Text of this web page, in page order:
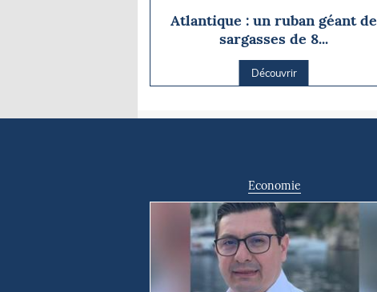
Atlantique : un ruban géant de
sargasses de 8...
Découvrir
Economie